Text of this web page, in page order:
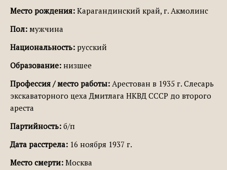
Место рождения: Карагандинский край, г. Акмолинс
Пол: мужчина
Национальность: русский
Образование: низшее
Профессия / место работы: Арестован в 1935 г. Слесарь
экскаваторного цеха Дмитлага НКВД СССР до второго
ареста
Партийность: б/п
Дата расстрела: 16 ноября 1937 г.
Место смерти: Москва